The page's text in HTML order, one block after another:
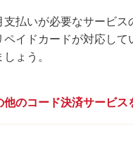
支払いが必要なサービス
ペイドカードが対応して
ょう。
のコード決済サービス